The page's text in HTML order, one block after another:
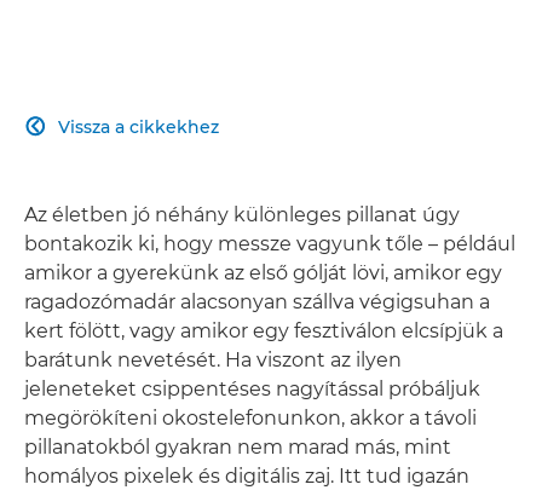
Vissza a cikkekhez

Az életben jó néhány különleges pillanat úgy
bontakozik ki, hogy messze vagyunk tőle – például
amikor a gyerekünk az első gólját lövi, amikor egy
ragadozómadár alacsonyan szállva végigsuhan a
kert fölött, vagy amikor egy fesztiválon elcsípjük a
barátunk nevetését. Ha viszont az ilyen
jeleneteket csippentéses nagyítással próbáljuk
megörökíteni okostelefonunkon, akkor a távoli
pillanatokból gyakran nem marad más, mint
homályos pixelek és digitális zaj. Itt tud igazán